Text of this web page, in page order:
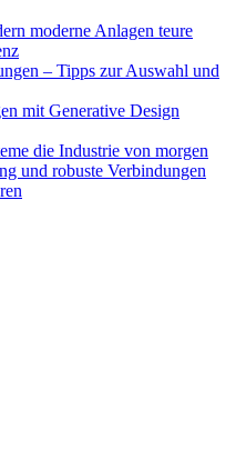
moderne Anlagen teure
– Tipps zur Auswahl und
mit Generative Design
die Industrie von morgen
und robuste Verbindungen